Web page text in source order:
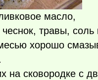
масло,
травы, соль
хорошо
на сковородке с